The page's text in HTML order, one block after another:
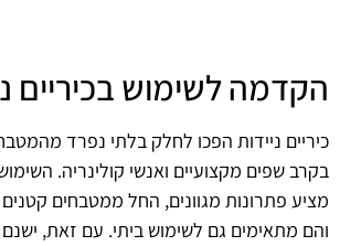
הקדמה לשימוש בכיריים
כיריים ניידות הפכו לחלק בלתי נפרד
בקרב שפים מקצועיים ואנשי קולינריה.
מציע פתרונות מגוונים, החל ממטבחים
והם מתאימים גם לשימוש ביתי. עם זאת,